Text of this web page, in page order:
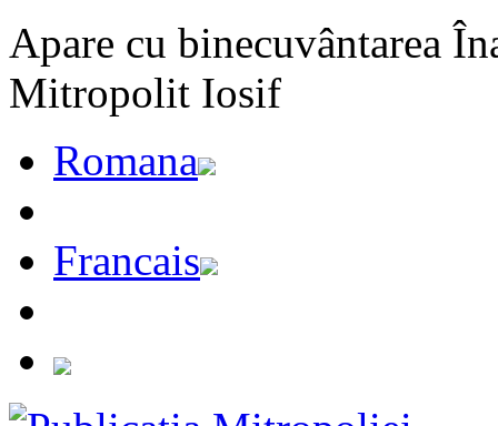
Apare cu binecuvântarea
Mitropolit Iosif
Romana
Francais